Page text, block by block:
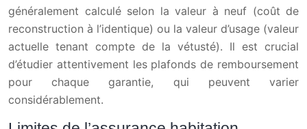
généralement calculé selon la valeur à neuf (coût de
reconstruction à l’identique) ou la valeur d’usage (valeur
actuelle tenant compte de la vétusté). Il est crucial
d’étudier attentivement les plafonds de remboursement
pour chaque garantie, qui peuvent varier
considérablement.